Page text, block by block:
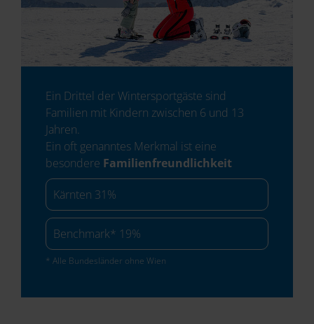
Ein Drittel der Wintersportgäste sind
Familien mit Kindern zwischen 6 und 13
Jahren.
Ein oft genanntes Merkmal ist eine
besondere Familienfreundlichkeit
Kärnten 31%
Benchmark* 19%
* Alle Bundesländer ohne Wien